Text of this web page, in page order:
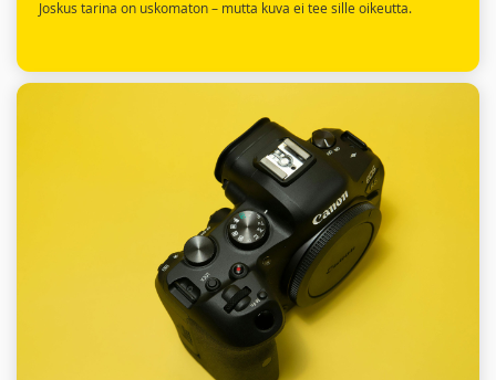
Joskus tarina on uskomaton – mutta kuva ei tee sille oikeutta.